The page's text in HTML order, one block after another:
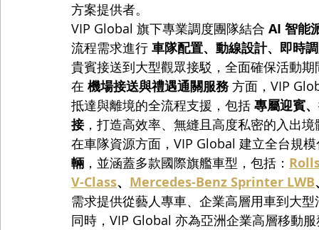
方案提供者。
VIP Global 旗下專業調度團隊結合 AI 智能
流程需求進行 車隊配置、動線設計、即時
貴賓接送到大型觀眾接駁，全面確保活動
在 機場接送與禮遇通關服務 方面，VIP
抵達與離境的全流程支援，包括 專屬迎賓
接，打造高效率、無縫且高度私密的入出境
在車隊資源方面，VIP Global 建立全台規
輛 ，並涵蓋多款國際旗艦車型，包括：
V-Class、 Mercedes-Benz Sprinter LWB
需求提供從藝人專車、企業高層用車到大
同時，VIP Global 亦為亞洲企業高層移動